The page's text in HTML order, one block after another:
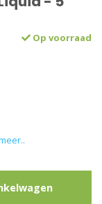
Op voorraad